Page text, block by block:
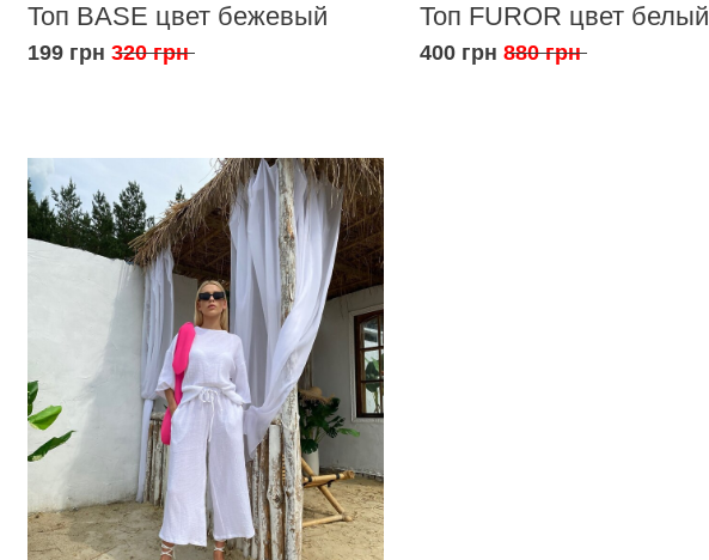
Топ BASE цвет бежевый
199 грн 320 грн
Топ FUROR цвет белый
400 грн 880 грн